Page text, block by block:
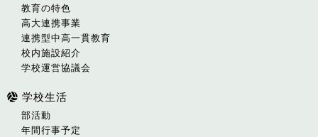
教育の特色
高大連携事業
連携型中高一貫教育
校内施設紹介
学校運営協議会
学校生活
部活動
年間行事予定